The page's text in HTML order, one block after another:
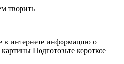
творить
в интернете информацию о
Подготовьте короткое